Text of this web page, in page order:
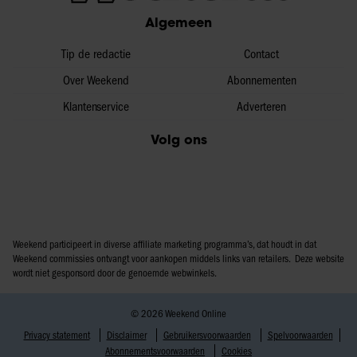
Algemeen
Tip de redactie
Over Weekend
Klantenservice
Contact
Abonnementen
Adverteren
Volg ons
Weekend participeert in diverse affiliate marketing programma’s, dat houdt in dat
Weekend commissies ontvangt voor aankopen middels links van retailers. Deze website
wordt niet gesponsord door de genoemde webwinkels.
© 2026 Weekend Online
Privacy statement
Disclaimer Gebruikersvoorwaarden
Spelvoorwaarden
Abonnementsvoorwaarden
Cookies